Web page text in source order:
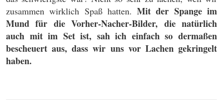
zusammen wirklich Spaß hatten.Mit der Spange im
Mund für die Vorher-Nacher-Bilder, die natürlich
auch mit im Set ist, sah ich einfach so dermaßen
bescheuert aus, dass wir uns vor Lachen gekringelt
haben.